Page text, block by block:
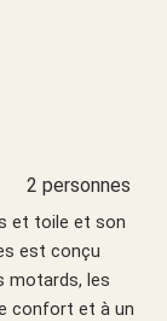
2 personnes
et toile et son
est conçu
motards, les
confort et à un